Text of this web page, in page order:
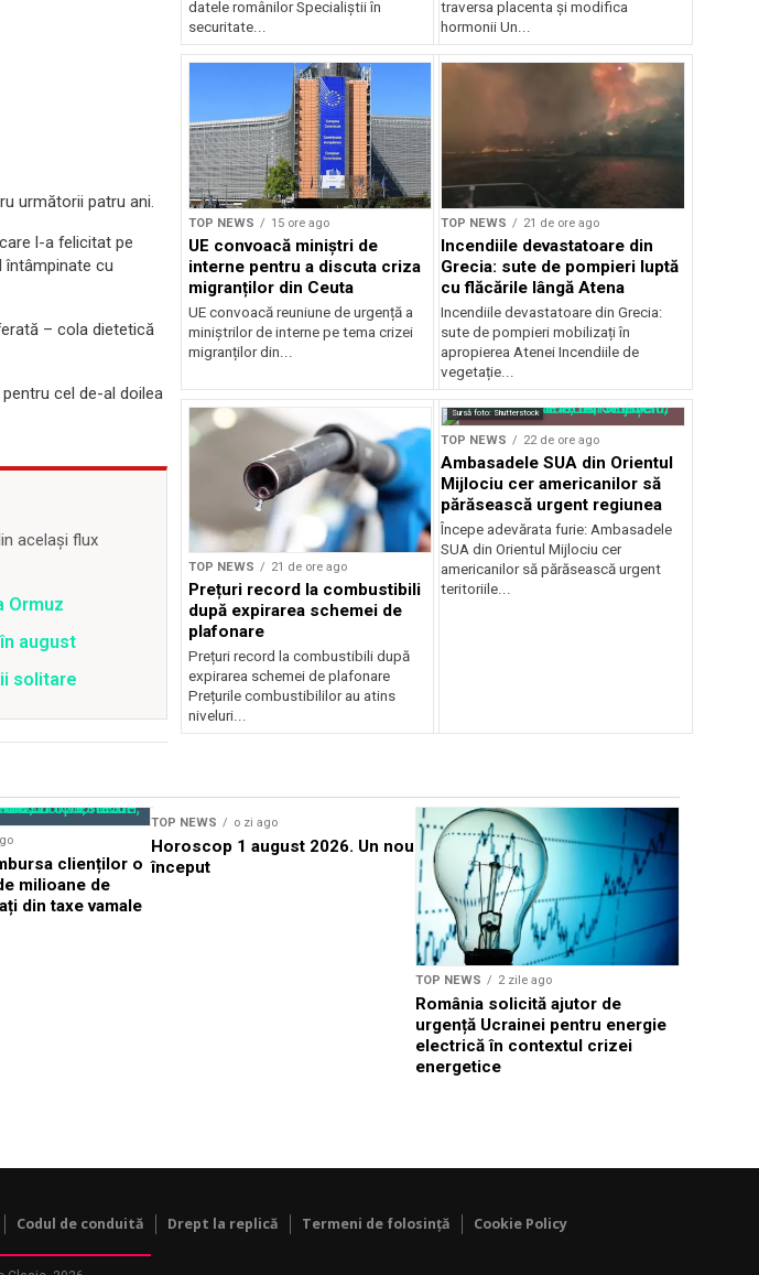
următorii patru ani.
l-a felicitat pe
întâmpinate cu
– cola dietetică
cel de-al doilea
același flux
Ormuz
august
solitare
datele românilor Specialiștii în
securitate...
traversa placenta și modifica
hormonii Un...
TOP NEWS 15 ore ago
UE convoacă miniștri de
interne pentru a discuta criza
migranților din Ceuta
UE convoacă reuniune de urgență a
miniștrilor de interne pe tema crizei
migranților din...
TOP NEWS 21 de ore ago
Incendiile devastatoare din
Grecia: sute de pompieri luptă
cu flăcările lângă Atena
Incendiile devastatoare din Grecia:
sute de pompieri mobilizați în
apropierea Atenei Incendiile de
vegetație...
TOP NEWS 21 de ore ago
Prețuri record la combustibili
după expirarea schemei de
plafonare
Prețuri record la combustibili după
expirarea schemei de plafonare
Prețurile combustibililor au atins
niveluri...
Sursă foto: Shutterstock
TOP NEWS 22 de ore ago
Ambasadele SUA din Orientul
Mijlociu cer americanilor să
părăsească urgent regiunea
Începe adevărata furie: Ambasadele
SUA din Orientul Mijlociu cer
americanilor să părăsească urgent
teritoriile...
clienților o
milioane de
din taxe vamale
TOP NEWS o zi ago
Horoscop 1 august 2026. Un nou
început
TOP NEWS 2 zile ago
România solicită ajutor de
urgență Ucrainei pentru energie
electrică în contextul crizei
energetice
Codul de conduită Drept la replică Termeni de folosință Cookie Policy